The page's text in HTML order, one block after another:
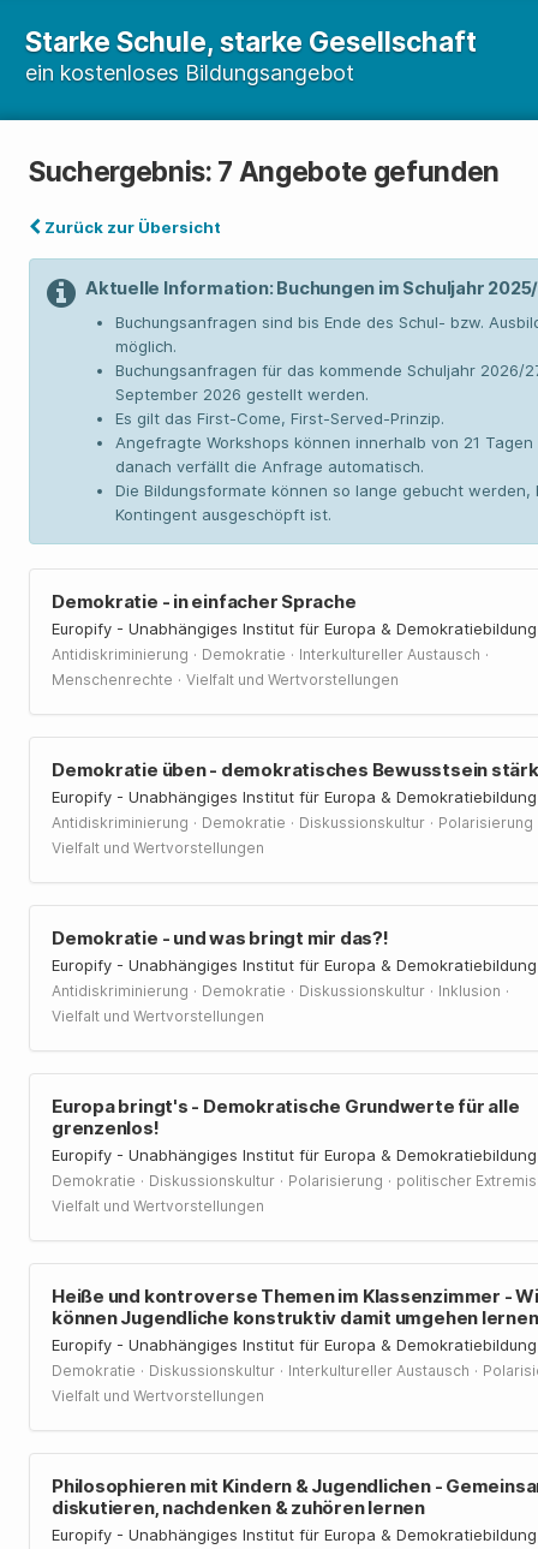
Starke Schule, starke Gesellschaft
ein kostenloses Bildungsangebot
Suchergebnis: 7 Angebote gefunden
Zurück zur Übersicht
Aktuelle Information: Buchungen im Schuljahr
Buchungsanfragen sind bis Ende des Schul- bzw.
möglich.
Buchungsanfragen für das kommende Schuljahr 2026/
September 2026 gestellt werden.
Es gilt das First-Come, First-Served-Prinzip.
Angefragte Workshops können innerhalb von 21
danach verfällt die Anfrage automatisch.
Die Bildungsformate können so lange gebucht
Kontingent ausgeschöpft ist.
Demokratie - in einfacher Sprache
Europify - Unabhängiges Institut für Europa & Demokratiebildung
Antidiskriminierung · Demokratie · Interkultureller Austausch ·
Menschenrechte · Vielfalt und Wertvorstellungen
Demokratie üben - demokratisches Bewusstsein
Europify - Unabhängiges Institut für Europa & Demokratiebildung
Antidiskriminierung · Demokratie · Diskussionskultur · Polarisierung
Vielfalt und Wertvorstellungen
Demokratie - und was bringt mir das?!
Europify - Unabhängiges Institut für Europa & Demokratiebildung
Antidiskriminierung · Demokratie · Diskussionskultur · Inklusion ·
Vielfalt und Wertvorstellungen
Europa bringt's - Demokratische Grundwerte für alle
grenzenlos!
Europify - Unabhängiges Institut für Europa & Demokratiebildung
Demokratie · Diskussionskultur · Polarisierung · politischer
Vielfalt und Wertvorstellungen
Heiße und kontroverse Themen im Klassenzimmer -
können Jugendliche konstruktiv damit umgehen
Europify - Unabhängiges Institut für Europa & Demokratiebildung
Demokratie · Diskussionskultur · Interkultureller Austausch ·
Vielfalt und Wertvorstellungen
Philosophieren mit Kindern & Jugendlichen -
diskutieren, nachdenken & zuhören lernen
Europify - Unabhängiges Institut für Europa & Demokratiebildung